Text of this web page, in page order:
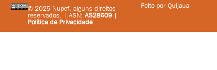
© 2025 Nupef, alguns direitos
reservados. | ASN: AS28609|
Política de Privacidade
Feito por Quijaua